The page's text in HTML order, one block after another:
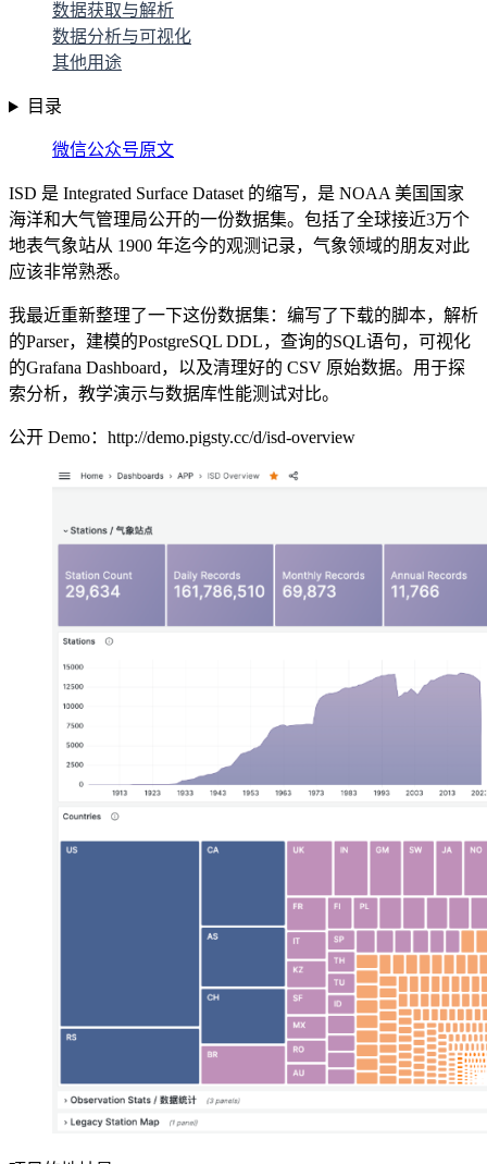
数据获取与解析
数据分析与可视化
其他用途
目录
微信公众号原文
ISD 是 Integrated Surface Dataset 的缩写，是 NOAA 美国国家
海洋和大气管理局公开的一份数据集。包括了全球接近3万个
地表气象站从 1900 年迄今的观测记录，气象领域的朋友对此
应该非常熟悉。
我最近重新整理了一下这份数据集：编写了下载的脚本，解析
的Parser，建模的PostgreSQL DDL，查询的SQL语句，可视化
的Grafana Dashboard，以及清理好的 CSV 原始数据。用于探
索分析，教学演示与数据库性能测试对比。
公开 Demo：http://demo.pigsty.cc/d/isd-overview